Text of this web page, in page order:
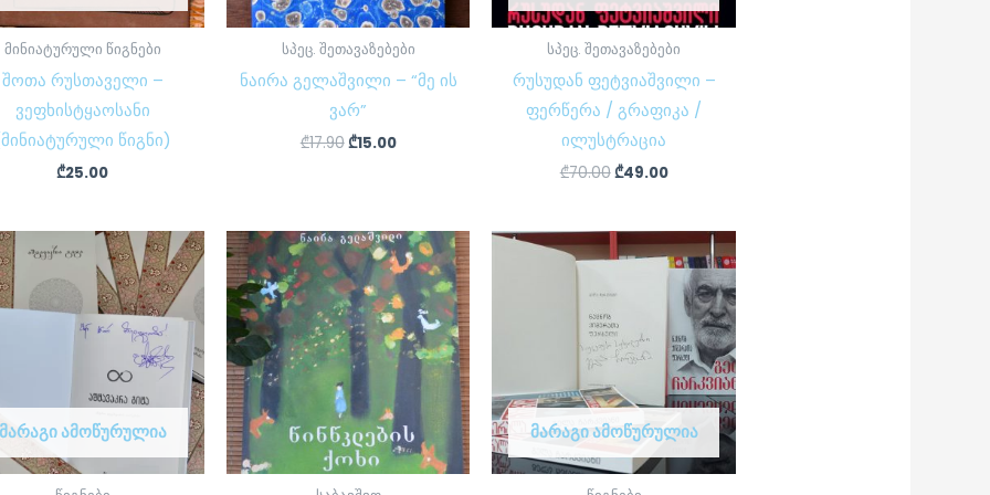
მინიატურული წიგნები
შოთა რუსთაველი –
ვეფხისტყაოსანი
წიგნი)
₾25.00
სპეც. შეთავაზებები
ნაირა გელაშვილი – “მე ის
ვარ”
₾17.90₾15.00
სპეც. შეთავაზებები
რუსუდან ფეტვიაშვილი –
ფერწერა / გრაფიკა /
ილუსტრაცია
₾70.00₾49.00
ᲛᲐᲠᲐᲒᲘ ᲐᲛᲝᲬᲣᲠᲣᲚᲘᲐ ᲛᲐᲠᲐᲒᲘ ᲐᲛᲝᲬᲣᲠᲣᲚᲘᲐ